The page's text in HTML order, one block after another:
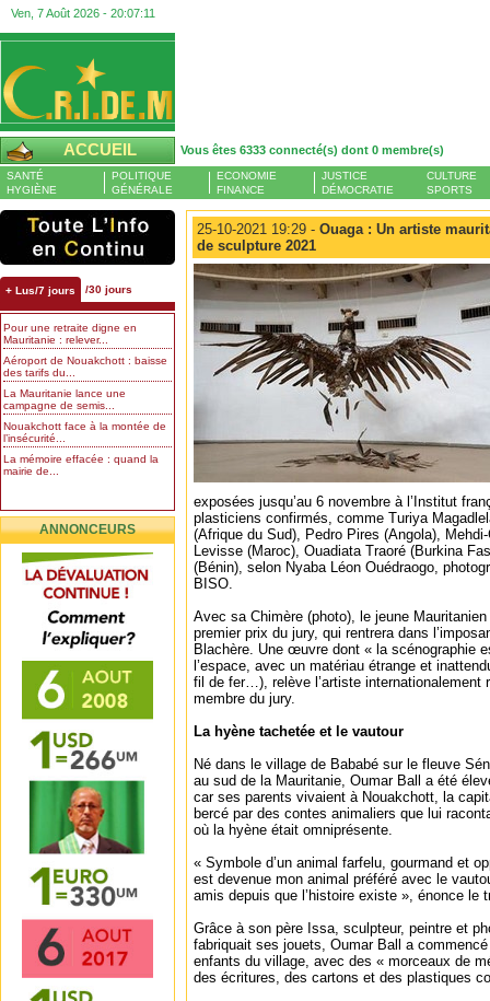
Ven, 7 Août 2026 - 20:07:11
ACCUEIL Vous êtes 6333 connecté(s) dont 0 membre(s)
SANTÉ
HYGIÈNE
POLITIQUE
GÉNÉRALE
ECONOMIE
FINANCE
JUSTICE
DÉMOCRATIE
CULTURE
SPORTS
+ Lus/7 jours /30 jours
Pour une retraite digne en
Mauritanie : relever...
Aéroport de Nouakchott : baisse
des tarifs du...
La Mauritanie lance une
campagne de semis...
Nouakchott face à la montée de
l’insécurité...
La mémoire effacée : quand la
mairie de...
ANNONCEURS
25-10-2021 19:29 - Ouaga : Un artiste
de sculpture 2021
exposées jusqu’au 6 novembre à l’Institut
plasticiens confirmés, comme Turiya
(Afrique du Sud), Pedro Pires (Angola),
Levisse (Maroc), Ouadiata Traoré (Burkina
(Bénin), selon Nyaba Léon Ouédraogo,
BISO.
Avec sa Chimère (photo), le jeune
premier prix du jury, qui rentrera dans
Blachère. Une œuvre dont « la scénographie
l’espace, avec un matériau étrange et
fil de fer…), relève l’artiste internationalement
membre du jury.
La hyène tachetée et le vautour
Né dans le village de Bababé sur le fleuve
au sud de la Mauritanie, Oumar Ball a été
car ses parents vivaient à Nouakchott, la
bercé par des contes animaliers que lui
où la hyène était omniprésente.
« Symbole d’un animal farfelu, gourmand et
est devenue mon animal préféré avec le
amis depuis que l’histoire existe », énonce le
Grâce à son père Issa, sculpteur, peintre et
fabriquait ses jouets, Oumar Ball a
enfants du village, avec des « morceaux de
des écritures, des cartons et des plastiques